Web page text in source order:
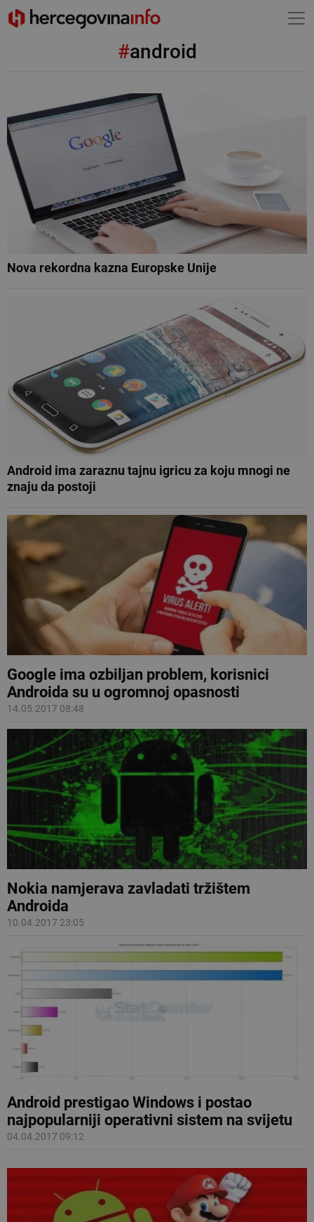
#android
Nova rekordna kazna Europske Unije
Android ima zaraznu tajnu igricu za koju mnogi ne
znaju da postoji
Google ima ozbiljan problem, korisnici
Androida su u ogromnoj opasnosti
14.05.2017 08:48
Nokia namjerava zavladati tržištem
Androida
10.04.2017 23:05
Android prestigao Windows i postao
najpopularniji operativni sistem na svijetu
04.04.2017 09:12